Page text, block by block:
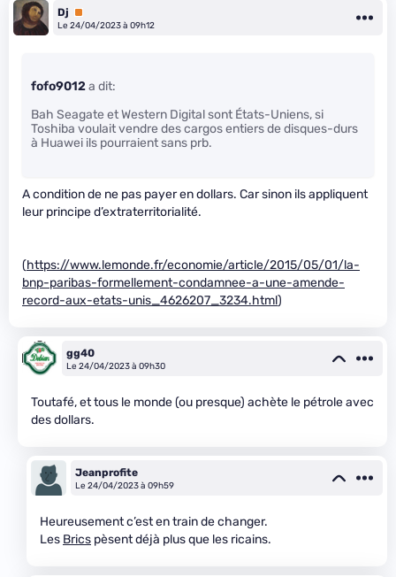
Dj
Premium
Le 24/04/2023 à 09h12
fofo9012a dit:
Bah Seagate et Western Digital sont États-Uniens, si
Toshiba voulait vendre des cargos entiers de disques-durs
à Huawei ils pourraient sans prb.
A condition de ne pas payer en dollars. Car sinon ils appliquent
leur principe d’extraterritorialité.
(https://www.lemonde.fr/economie/article/2015/05/01/la-
bnp-paribas-formellement-condamnee-a-une-amende-
record-aux-etats-unis_4626207_3234.html)
gg40
Le 24/04/2023 à 09h30
Toutafé, et tous le monde (ou presque) achète le pétrole avec
des dollars.
Jeanprofite
Le 24/04/2023 à 09h59
Heureusement c’est en train de changer.
Les Brics pèsent déjà plus que les ricains.